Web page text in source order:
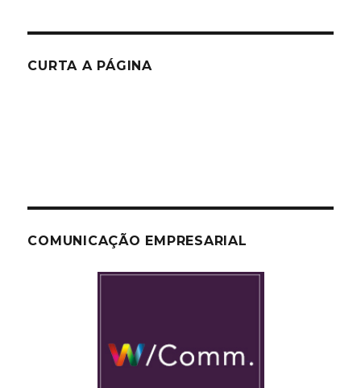
CURTA A PÁGINA
COMUNICAÇÃO EMPRESARIAL